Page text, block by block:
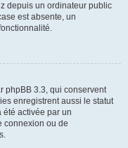
depuis un ordinateur public
est absente, un
phpBB 3.3, qui conservent
enregistrent aussi le statut
activée par un
connexion ou de